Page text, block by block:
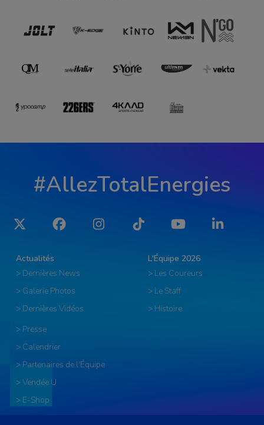
#AllezTotalEnergies
Twitter Facebook Instagram Tiktok YouTube LinkedIn
Actualités
> Dernières News
> Galerie Photos
> Dernières Vidéos
L'Équipe 2026
> Les Coureurs
> Le Staff
> Histoire
> Presse
> Calendrier
> Partenaires de l'Équipe
> Vendée U
> E-Shop